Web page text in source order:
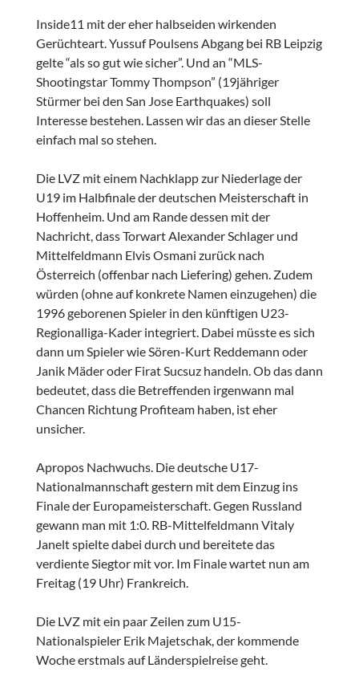
Inside11 mit der eher halbseiden wirkenden
Gerüchteart. Yussuf Poulsens Abgang bei RB Leipzig
gelte “als so gut wie sicher”. Und an “MLS-
Shootingstar Tommy Thompson” (19jähriger
Stürmer bei den San Jose Earthquakes) soll
Interesse bestehen. Lassen wir das an dieser Stelle
einfach mal so stehen.
Die LVZ mit einem Nachklapp zur Niederlage der
U19 im Halbfinale der deutschen Meisterschaft in
Hoffenheim. Und am Rande dessen mit der
Nachricht, dass Torwart Alexander Schlager und
Mittelfeldmann Elvis Osmani zurück nach
Österreich (offenbar nach Liefering) gehen. Zudem
würden (ohne auf konkrete Namen einzugehen) die
1996 geborenen Spieler in den künftigen U23-
Regionalliga-Kader integriert. Dabei müsste es sich
dann um Spieler wie Sören-Kurt Reddemann oder
Janik Mäder oder Firat Sucsuz handeln. Ob das dann
bedeutet, dass die Betreffenden irgenwann mal
Chancen Richtung Profiteam haben, ist eher
unsicher.
Apropos Nachwuchs. Die deutsche U17-
Nationalmannschaft gestern mit dem Einzug ins
Finale der Europameisterschaft. Gegen Russland
gewann man mit 1:0. RB-Mittelfeldmann Vitaly
Janelt spielte dabei durch und bereitete das
verdiente Siegtor mit vor. Im Finale wartet nun am
Freitag (19 Uhr) Frankreich.
Die LVZ mit ein paar Zeilen zum U15-
Nationalspieler Erik Majetschak, der kommende
Woche erstmals auf Länderspielreise geht.